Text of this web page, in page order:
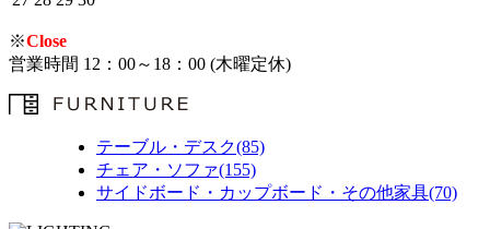
※Close
営業時間 12：00～18：00 (木曜定休)
テーブル・デスク(85)
チェア・ソファ(155)
サイドボード・カップボード・その他家具(70)